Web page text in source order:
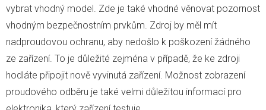
vybrat vhodný model. Zde je také vhodné věnovat pozornost
vhodným bezpečnostním prvkům. Zdroj by měl mít
nadproudovou ochranu, aby nedošlo k poškození žádného
ze zařízení. To je důležité zejména v případě, že ke zdroji
hodláte připojit nově vyvinutá zařízení. Možnost zobrazení
proudového odběru je také velmi důležitou informací pro